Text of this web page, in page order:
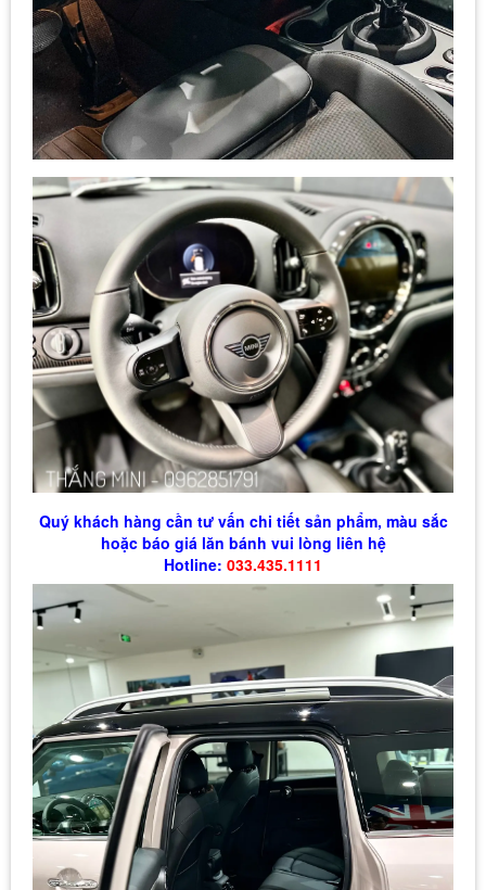
Quý khách hàng cần tư vấn chi tiết sản phẩm, màu sắc
hoặc báo giá lăn bánh vui lòng liên hệ
Hotline: 033.435.1111